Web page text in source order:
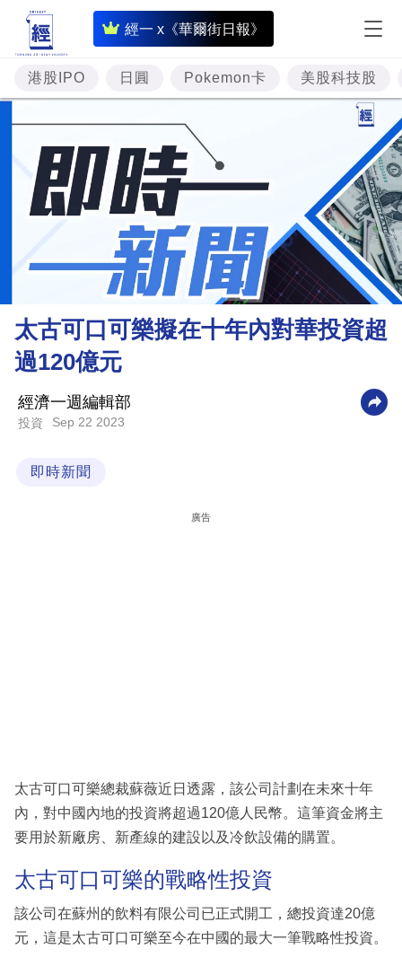
經一 x《華爾街日報》
即
時
財
經
專
題
投
資
樓
市
財
商
業
科
區
港股IPO 日圓 Pokemon卡 美股科技股
太古可口可樂擬在十年內對華投資超
過120億元
經濟一週編輯部
投資 Sep 22 2023
即時新聞
廣告
太古可口可樂總裁蘇薇近日透露，該公司計劃在未來十年
內，對中國內地的投資將超過120億人民幣。這筆資金將主
要用於新廠房、新產線的建設以及冷飲設備的購置。
太古可口可樂的戰略性投資
該公司在蘇州的飲料有限公司已正式開工，總投資達20億
元，這是太古可口可樂至今在中國的最大一筆戰略性投資。